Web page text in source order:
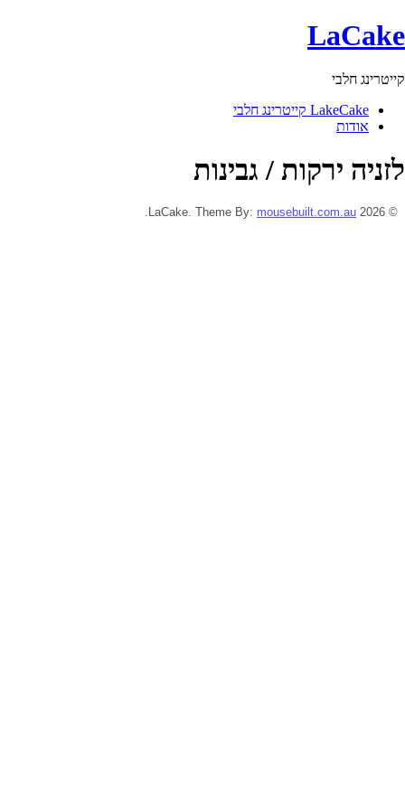
LaCake
קייטרינג חלבי
LakeCake קייטרינג חלבי
אודות
לזניה ירקות / גבינות
© 2026 LaCake. Theme By:
mousebuilt.com.au